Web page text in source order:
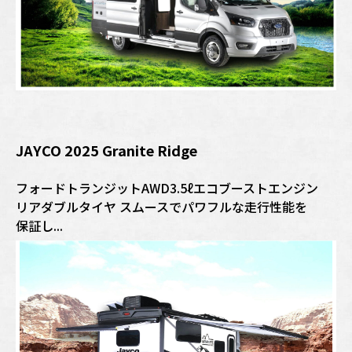
JAYCO 2025 Granite Ridge
フォードトランジットAWD3.5ℓエコブーストエンジン
リアダブルタイヤ スムースでパワフルな走行性能を
保証し...